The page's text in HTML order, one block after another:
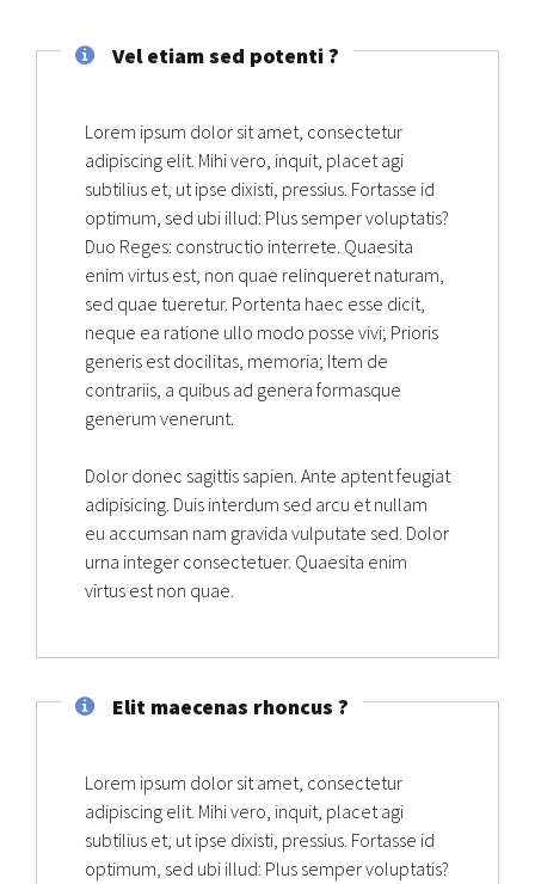
Vel etiam sed potenti ?
Lorem ipsum dolor sit amet, consectetur
adipiscing elit. Mihi vero, inquit, placet agi
subtilius et, ut ipse dixisti, pressius. Fortasse id
optimum, sed ubi illud: Plus semper voluptatis?
Duo Reges: constructio interrete. Quaesita
enim virtus est, non quae relinqueret naturam,
sed quae tueretur. Portenta haec esse dicit,
neque ea ratione ullo modo posse vivi; Prioris
generis est docilitas, memoria; Item de
contrariis, a quibus ad genera formasque
generum venerunt.
Dolor donec sagittis sapien. Ante aptent feugiat
adipisicing. Duis interdum sed arcu et nullam
eu accumsan nam gravida vulputate sed. Dolor
urna integer consectetuer. Quaesita enim
virtus est non quae.
Elit maecenas rhoncus ?
Lorem ipsum dolor sit amet, consectetur
adipiscing elit. Mihi vero, inquit, placet agi
subtilius et, ut ipse dixisti, pressius. Fortasse id
optimum, sed ubi illud: Plus semper voluptatis?